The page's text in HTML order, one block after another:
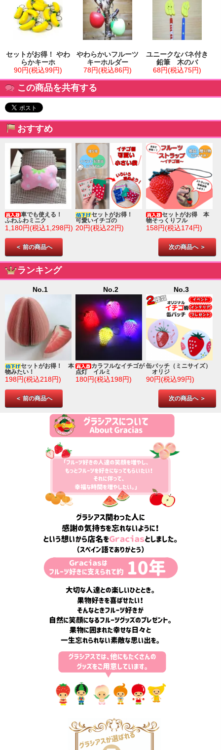
セットがお得！ やわ
らかキーホ
90円(税込99円)
やわらかいフルーツ
キーホルダー
78円(税込86円)
ユニークなバネ付き
鉛筆 木のバ
68円(税込75円)
この商品を共有する
おすすめ
車でも使える！
ふわふわミニク
1,180円(税込1,298円)
セットがお得！
可愛いイチゴの
20円(税込22円)
セットがお得 本
物そっくりフル
158円(税込174円)
＜ 前の商品へ 次の商品へ ＞
ランキング
No.1
セットがお得！ 本
物みたい！
198円(税込218円)
No.2
カラフルなイチゴが
点灯 イルミ
180円(税込198円)
No.3
缶バッチ（ミニサイズ）
オリジ
90円(税込99円)
＜ 前の商品へ 次の商品へ ＞